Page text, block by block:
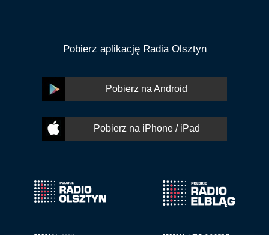
Pobierz aplikację Radia Olsztyn
Pobierz na Android
Pobierz na iPhone / iPad